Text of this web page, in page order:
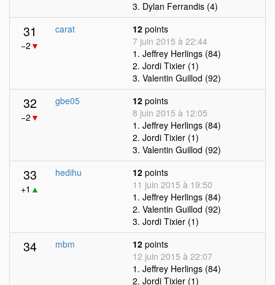
3. Dylan Ferrandis (4)
31
−2 ▼
carat 12 points
7 juin 2015 à 22:44
1. Jeffrey Herlings (84)
2. Jordi Tixier (1)
3. Valentin Guillod (92)
32
−2 ▼
gbe05 12 points
8 juin 2015 à 12:05
1. Jeffrey Herlings (84)
2. Jordi Tixier (1)
3. Valentin Guillod (92)
33
+1 ▲
hedihu 12 points
11 juin 2015 à 19:50
1. Jeffrey Herlings (84)
2. Valentin Guillod (92)
3. Jordi Tixier (1)
34 mbm 12 points
12 juin 2015 à 22:07
1. Jeffrey Herlings (84)
2. Jordi Tixier (1)